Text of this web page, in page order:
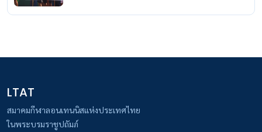
LTAT
สมาคมกีฬาลอนเทนนิสแห่งประเทศไทย
ในพระบรมราชูปถัมภ์